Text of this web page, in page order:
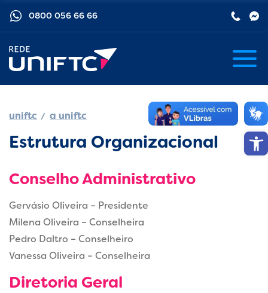
Barra
0800 056 66 66
uniftc a uniftc
Estrutura Organizacional
Conselho Administrativo
Gervásio Oliveira – Presidente
Milena Oliveira – Conselheira
Pedro Daltro – Conselheiro
Vanessa Oliveira – Conselheira
Diretoria Geral